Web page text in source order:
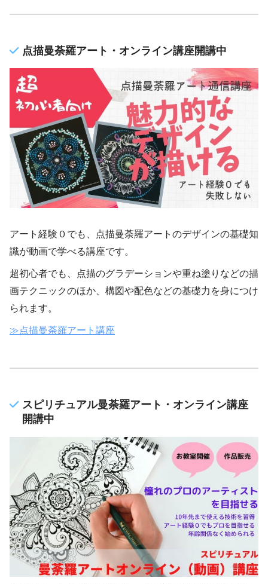
点描曼荼羅アート・オンライン講座開講中
アート経験０でも、点描曼荼羅アートのデザインの基礎知
識が動画で学べる講座です。
超初心者でも、点描のグラデーションや重ね塗りなどの描
画テクニックのほか、構図や配色などの基礎力を身につけ
られます。
≫点描曼荼羅アート講座
スピリチュアル曼荼羅アート・オンライン講座
開講中